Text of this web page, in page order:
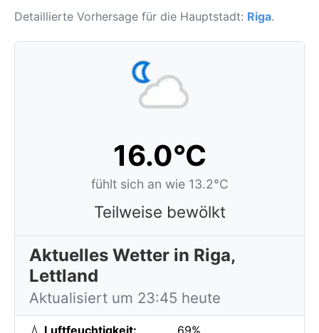
Detaillierte Vorhersage für die Hauptstadt: Riga.
16.0°C
fühlt sich an wie 13.2°C
Teilweise bewölkt
Aktuelles Wetter in Riga,
Lettland
Aktualisiert um 23:45 heute
💧 Luftfeuchtigkeit: 69%